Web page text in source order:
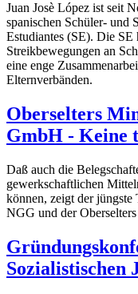
Juan Josè López ist seit
spanischen Schüler- und
Estudiantes (SE). Die SE
Streikbewegungen an
eine enge
Elternverbänden.
Oberselters
GmbH - Keine
Daß auch die
gewerkschaftlichen
können, zeigt der
NGG und der
Sozialistischen